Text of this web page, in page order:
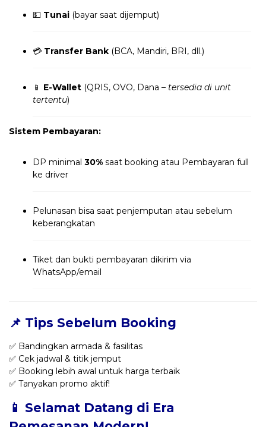
💵 Tunai (bayar saat dijemput)
💳 Transfer Bank (BCA, Mandiri, BRI, dll.)
📱 E-Wallet (QRIS, OVO, Dana – tersedia di unit
tertentu)
Sistem Pembayaran:
DP minimal 30% saat booking atau Pembayaran full
ke driver
Pelunasan bisa saat penjemputan atau sebelum
keberangkatan
Tiket dan bukti pembayaran dikirim via
WhatsApp/email
📌 Tips Sebelum Booking
✅ Bandingkan armada & fasilitas
✅ Cek jadwal & titik jemput
✅ Booking lebih awal untuk harga terbaik
✅ Tanyakan promo aktif!
📱 Selamat Datang di Era